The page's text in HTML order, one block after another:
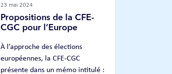
23 mai 2024
Propositions de la CFE-
CGC pour l’Europe
À l’approche des élections
européennes, la CFE-CGC
présente dans un mémo intitulé :